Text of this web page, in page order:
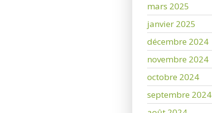
mars 2025
janvier 2025
décembre 2024
novembre 2024
octobre 2024
septembre 2024